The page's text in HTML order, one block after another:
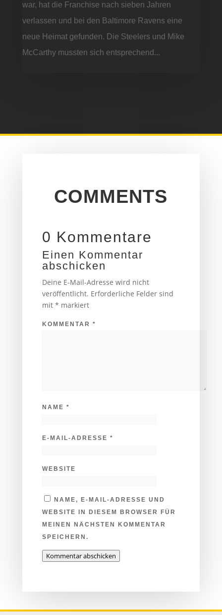
war, hat die Franchise nach sieben Jahren
verlassen und bei den Baltimore Ravens eine
neue Heimat gefunden. Die Steelers und Mike
McCarthy mussten sich entsprechend...
COMMENTS
0 Kommentare
Einen Kommentar
abschicken
Deine E-Mail-Adresse wird nicht
veröffentlicht. Erforderliche Felder sind
mit * markiert
KOMMENTAR *
NAME *
E-MAIL-ADRESSE *
WEBSITE
NAME, E-MAIL-ADRESSE UND
WEBSITE IN DIESEM BROWSER FÜR
MEINEN NÄCHSTEN KOMMENTAR
SPEICHERN.
Kommentar abschicken